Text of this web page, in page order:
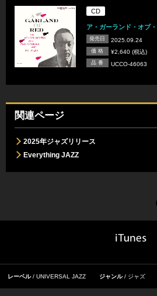
CD
ア・ガーランド・オブ
発売日 2025.09.24
価 格 ¥2,640 (税込)
品 番 UCCO-46063
関連ページ
2025年ジャズリリース
Everything JAZZ
レーベル UNIVERSAL JAZZ ジャンル ジャズ